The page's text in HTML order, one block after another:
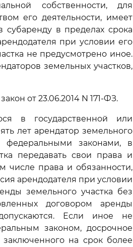
собственности, для
его деятельности, имеет
в пределах срока
при условии его
не предусмотрено иное.
земельных участков,
от 23.06.2014 N 171-ФЗ.
в государственной или
лет арендатор земельного
федеральными законами, в
передавать свои права и
числе права и обязанности,
арендодателя при условии
земельного участка без
договором аренды
Если иное не
законом, досрочное
на срок более